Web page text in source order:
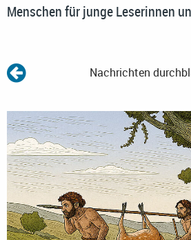
Menschen für junge Leserinnen
Nachrichten